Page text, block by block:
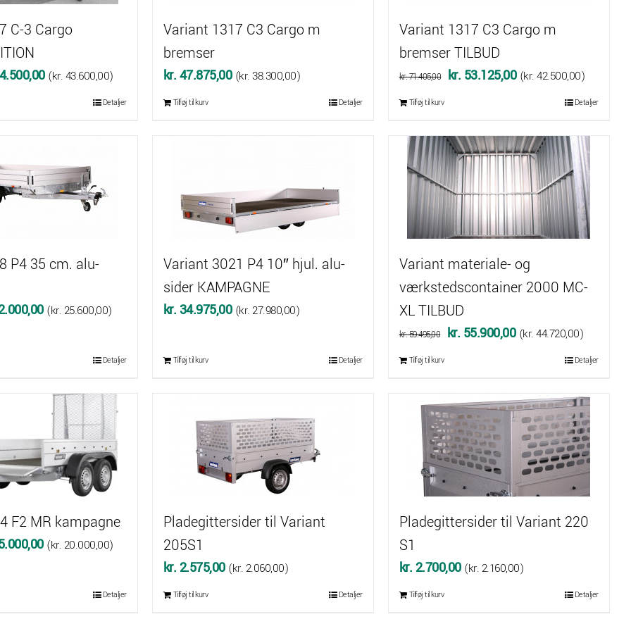
C-3 Cargo
Den
(kr.43.600,00)
Detaljer
Variant 1317 C3 Cargo m
bremser
kr.47.875,00 (kr.38.300,00)
Tilføj til kurv Detaljer
Variant 1317 C3 Cargo m
bremser TILBUD
kr.71.405,00
Den
var:
kr. 71.405,00.
kr. 53.125,00Den
er:
kr. 53.125,00.
(kr.42.500,00)
Tilføj til kurv Detaljer
P4 35 cm. alu-
Den
kr. 32.000,00.
(kr. 25.600,00)
Detaljer
Variant 3021 P4 10″ hjul. alu-
sider KAMPAGNE
kr. 34.975,00 (kr. 27.980,00)
Tilføj til kurv Detaljer
Variant materiale- og
værkstedscontainer 2000 MC-
XL TILBUD
kr.59.495,00
Den
kr. 59.495,00.
kr. 55.900,00Den
er:
kr. 55.900,00.
(kr.44.720,00)
Tilføj til kurv Detaljer
F2 MR kampagne
Den
(kr. 20.000,00)
Detaljer
Pladegittersider til Variant
205S1
kr.2.575,00 (kr. 2.060,00)
Tilføj til kurv Detaljer
Pladegittersider til Variant 220
S1
kr.2.700,00 (kr. 2.160,00)
Tilføj til kurv Detaljer